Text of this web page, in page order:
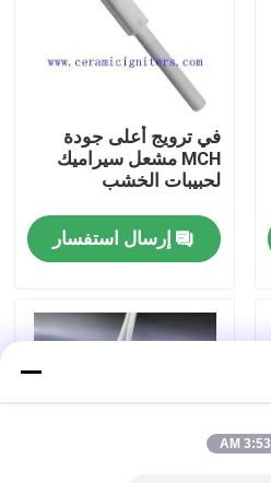
في ترويج أعلى جودة
MCH مشعل سيراميك
لحبيبات الخشب
إرسال استفسار
3:53 AM